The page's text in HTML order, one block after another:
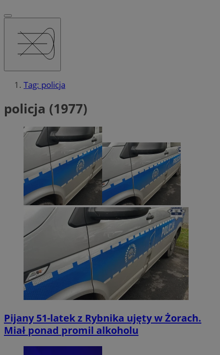
Tag: policja
policja (1977)
Pijany 51-latek z Rybnika ujęty w Żorach.
Miał ponad promil alkoholu